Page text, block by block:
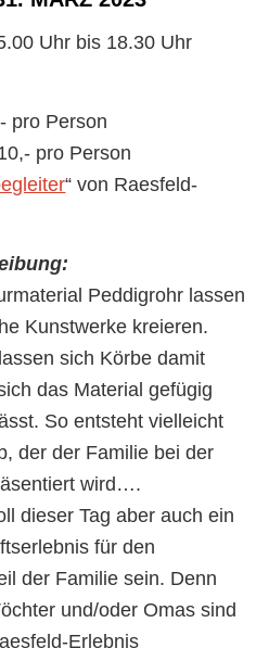
Uhr bis 18.30 Uhr
pro Person
pro Person
“ von Raesfeld-
Peddigrohr lassen
Kunstwerke kreieren.
sich Körbe damit
das Material gefügig
So entsteht vielleicht
der der Familie bei der
wird….
dieser Tag aber auch ein
für den
der Familie sein. Denn
und/oder Omas sind
Erlebnis